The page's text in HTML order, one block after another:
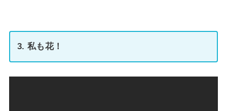
3. 私も花！